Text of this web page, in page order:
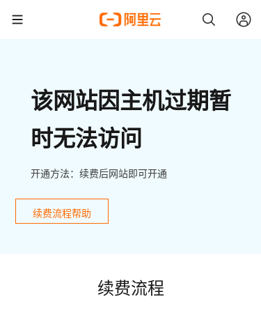
该网站因主机过期暂
时无法访问
开通方法：续费后网站即可开通
续费流程帮助
续费流程